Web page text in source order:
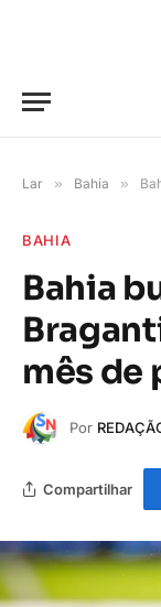
Lar » Bahia »
BAHIA
Bahia
mês de
Por
Compartilhar